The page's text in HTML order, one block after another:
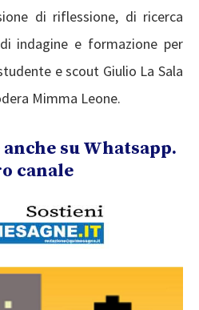
di riflessione, di ricerca
indagine e formazione per
e scout Giulio La Sala
Mimma Leone.
anche su Whatsapp.
canale